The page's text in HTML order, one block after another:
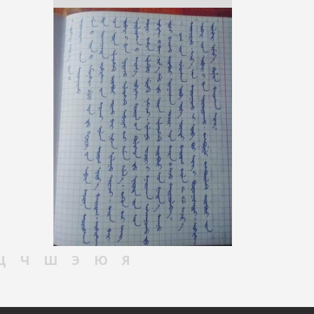
Ч Ш Э Ю Я